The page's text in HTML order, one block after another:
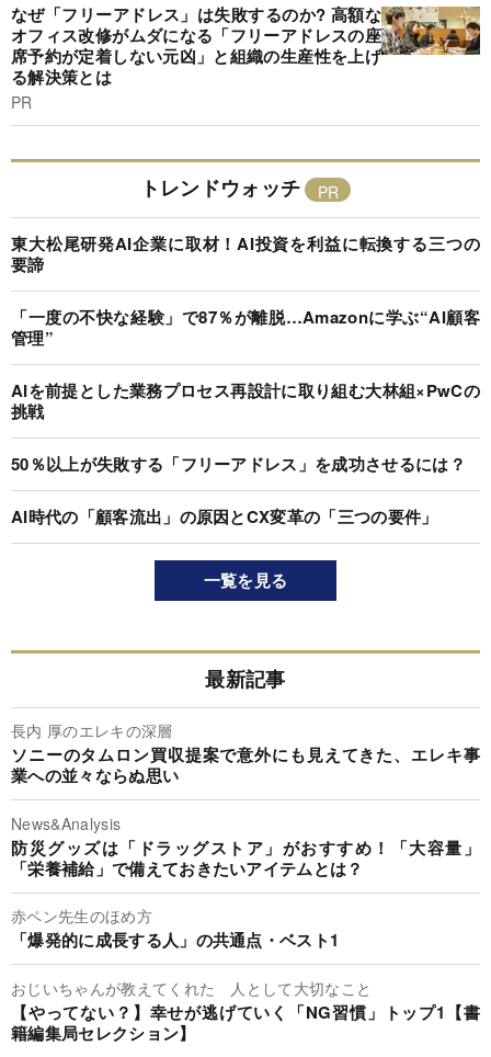
なぜ「フリーアドレス」は失敗するのか? 高額な
オフィス改修がムダになる「フリーアドレスの座
席予約が定着しない元凶」と組織の生産性を上げ
る解決策とは
PR
トレンドウォッチ
東大松尾研発AI企業に取材！AI投資を利益に転換する三つの
要諦
「一度の不快な経験」で87％が離脱…Amazonに学ぶ“AI顧客
管理”
AIを前提とした業務プロセス再設計に取り組む大林組×PwCの
挑戦
50％以上が失敗する「フリーアドレス」を成功させるには？
AI時代の「顧客流出」の原因とCX変革の「三つの要件」
一覧を見る
最新記事
長内 厚のエレキの深層
ソニーのタムロン買収提案で意外にも見えてきた、エレキ事
業への並々ならぬ思い
News&Analysis
防災グッズは「ドラッグストア」がおすすめ！「大容量」
「栄養補給」で備えておきたいアイテムとは？
赤ペン先生のほめ方
「爆発的に成長する人」の共通点・ベスト1
おじいちゃんが教えてくれた 人として大切なこと
【やってない？】幸せが逃げていく「NG習慣」トップ1【書
籍編集局セレクション】